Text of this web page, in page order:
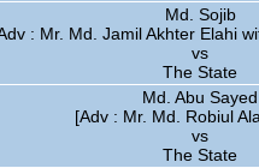
Md. Sojib
: Mr. Md. Jamil Akhter Elahi
vs
The State
Md. Abu Sayed
[Adv : Mr. Md. Robiul
vs
The State